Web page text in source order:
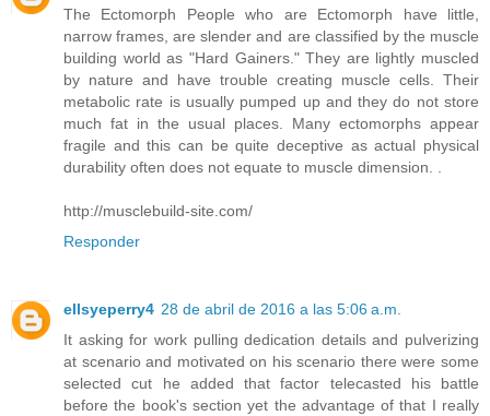
The Ectomorph People who are Ectomorph have little,
narrow frames, are slender and are classified by the muscle
building world as "Hard Gainers." They are lightly muscled
by nature and have trouble creating muscle cells. Their
metabolic rate is usually pumped up and they do not store
much fat in the usual places. Many ectomorphs appear
fragile and this can be quite deceptive as actual physical
durability often does not equate to muscle dimension. .
http://musclebuild-site.com/
Responder
ellsyeperry4 28 de abril de 2016 a las 5:06 a.m.
It asking for work pulling dedication details and pulverizing
at scenario and motivated on his scenario there were some
selected cut he added that factor telecasted his battle
before the book's section yet the advantage of that I really